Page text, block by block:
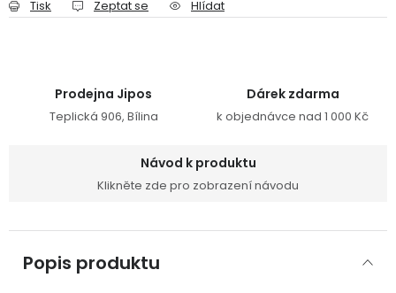
Tisk Zeptat se Hlídat
Prodejna Jipos
Teplická 906, Bílina
Dárek zdarma
k objednávce nad 1 000 Kč
Návod k produktu
Klikněte zde pro zobrazení návodu
Popis produktu